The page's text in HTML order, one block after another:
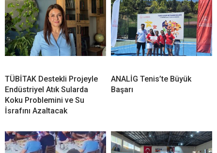
TÜBİTAK Destekli Projeyle
Endüstriyel Atık Sularda
Koku Problemini ve Su
İsrafını Azaltacak
ANALİG Tenis’te Büyük
Başarı